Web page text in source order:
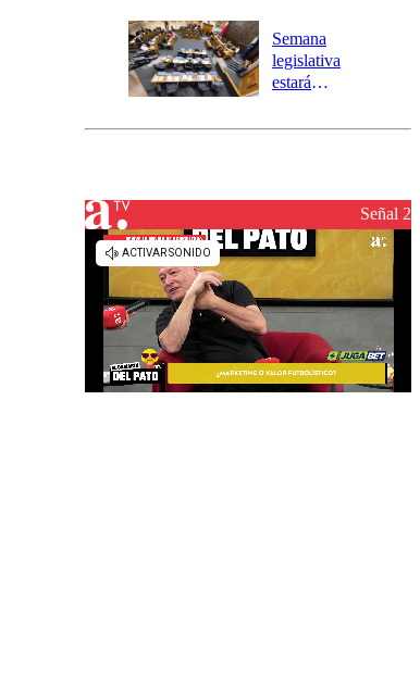
Preventiva en
tres comunas
Semana
legislativa
estará
el fin de la
reconstrucciónSeñal 2